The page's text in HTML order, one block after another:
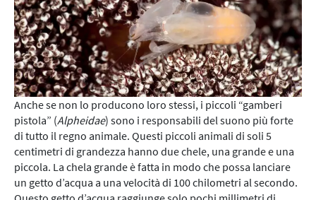
Anche se non lo producono loro stessi, i piccoli “gamberi
pistola” (Alpheidae) sono i responsabili del suono più forte
di tutto il regno animale. Questi piccoli animali di soli 5
centimetri di grandezza hanno due chele, una grande e una
piccola. La chela grande è fatta in modo che possa lanciare
un getto d’acqua a una velocità di 100 chilometri al secondo.